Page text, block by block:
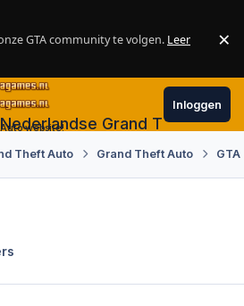
GTA community te volgen. Leer
×
Grand Theft Auto
website!
Inloggen
Theft Auto Grand Theft Auto